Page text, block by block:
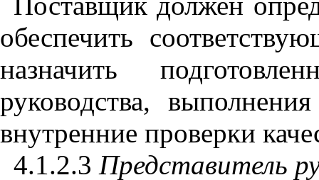
обеспечить
назначить
руководства,
внутренние проверки
4.1.2.3 Представитель